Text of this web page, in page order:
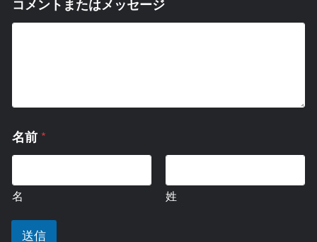
コメントまたはメッセージ
名
前
メ
ル
ア
レ
名前 *
名 姓
送信